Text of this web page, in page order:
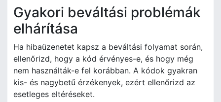
Gyakori beváltási problémák
elhárítása
Ha hibaüzenetet kapsz a beváltási folyamat során,
ellenőrizd, hogy a kód érvényes-e, és hogy még
nem használták-e fel korábban. A kódok gyakran
kis- és nagybetű érzékenyek, ezért ellenőrizd az
esetleges eltéréseket.